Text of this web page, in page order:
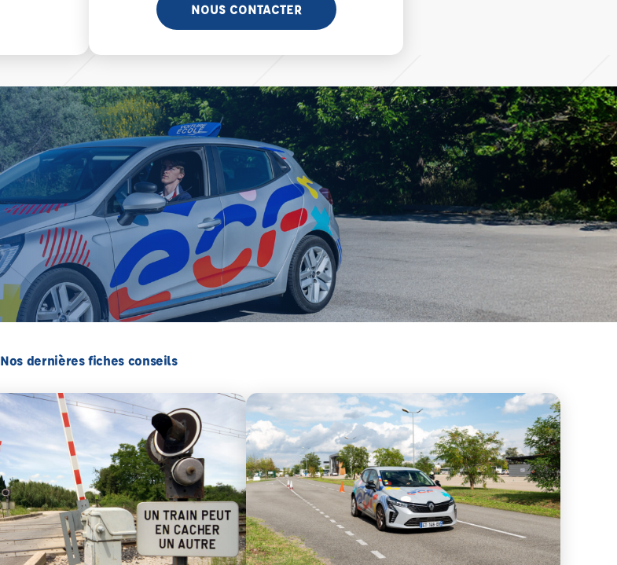
NOUS CONTACTER
Nos dernières fiches conseils